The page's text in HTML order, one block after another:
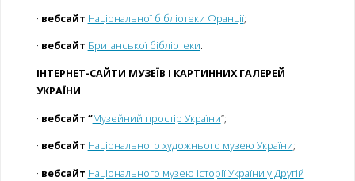
· вебсайт Національної бібліотеки Франції;
· вебсайт Британської бібліотеки.
ІНТЕРНЕТ-САЙТИ МУЗЕЇВ І КАРТИННИХ ГАЛЕРЕЙ
УКРАЇНИ
· вебсайт “Музейний простір України”;
· вебсайт Національного художнього музею України;
· вебсайт Національного музею історії України у Другій